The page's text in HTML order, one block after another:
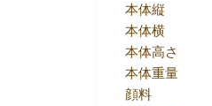
本体縦
本体横
本体高さ
本体重量
顔料